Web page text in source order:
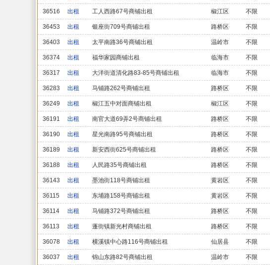
36516 出租 工人西路67号商铺出租 椒江区 不限
36453 出租 银座街709号商铺出租 路桥区 不限
36403 出租 太平南路36号商铺出租 温岭市 不限
36374 出租 福华家园商铺出租 临海市 不限
36317 出租 大洋街道清化路83-85号商铺出租 临海市 不限
36283 出租 马铺路262号商铺出租 路桥区 不限
36249 出租 椒江五中对面商铺出租 椒江区 不限
36191 出租 南官大道69弄2号商铺出租 路桥区 不限
36190 出租 星光南路95号商铺出租 路桥区 不限
36189 出租 新安西街625号商铺出租 路桥区 不限
36188 出租 人民路35号商铺出租 路桥区 不限
36143 出租 墨池街118号商铺出租 黄岩区 不限
36115 出租 东埔路158号商铺出租 黄岩区 不限
36114 出租 马铺路372号商铺出租 路桥区 不限
36113 出租 蓬街镇新光村商铺出租 路桥区 不限
36078 出租 横溪镇中心路116号商铺出租 仙居县 不限
36037 出租 锦山东路82号商铺出租 温岭市 不限